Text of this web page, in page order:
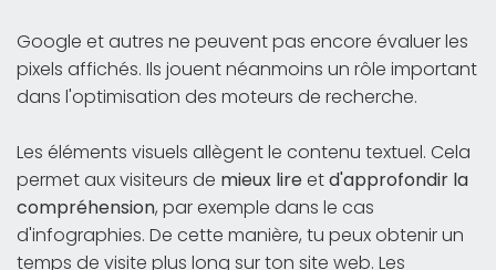
Google et autres ne peuvent pas encore évaluer les
pixels affichés. Ils jouent néanmoins un rôle important
dans l'optimisation des moteurs de recherche.
Les éléments visuels allègent le contenu textuel. Cela
permet aux visiteurs de mieux lireetd'approfondir la
compréhension, par exemple dans le cas
d'infographies. De cette manière, tu peux obtenir un
temps de visite plus long sur ton site web. Les